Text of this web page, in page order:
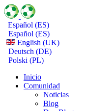
Español (ES)
Español (ES)
English (UK)
Deutsch (DE)
Polski (PL)
Inicio
Comunidad
Noticias
Blog